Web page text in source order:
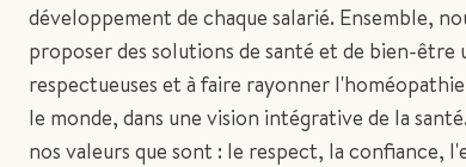
développement de chaque salarié. Ensemble,
proposer des solutions de santé et de bien-être
respectueuses et à faire rayonner
le monde, dans une vision intégrative de la
nos valeurs que sont : le respect, la confiance,